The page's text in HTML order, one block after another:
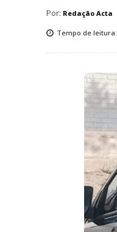
Por: Redação Acta
Tempo de leitura: